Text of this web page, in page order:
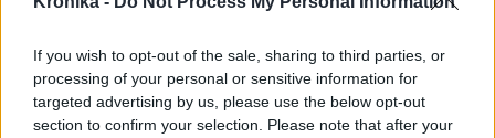
If you wish to opt-out of the sale, sharing to third parties, or
processing of your personal or sensitive information for
targeted advertising by us, please use the below opt-out
section to confirm your selection. Please note that after your
Izrael nagyszabású terrorellenes
hadműveletet kezdett